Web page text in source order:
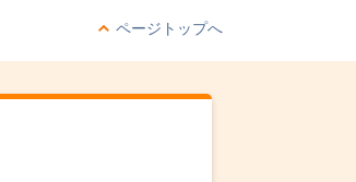
ページトップへ